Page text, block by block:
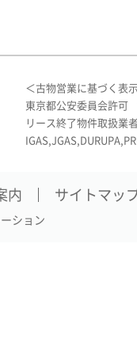
＜古物営業に基づく表
東京都公安委員会許可
リース終了物件取扱業者
内 サイトマッ
ション